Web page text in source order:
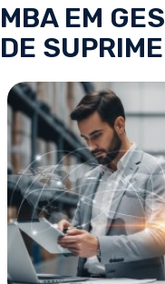
MBA EM
DE